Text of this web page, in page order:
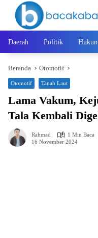
Langsung
konten
Daerah Politik
Beranda Otomotif
Otomotif Tanah Laut
Lama Vakum,
Tala Kembali
Rahmad
1 Min Baca
16 November 2024